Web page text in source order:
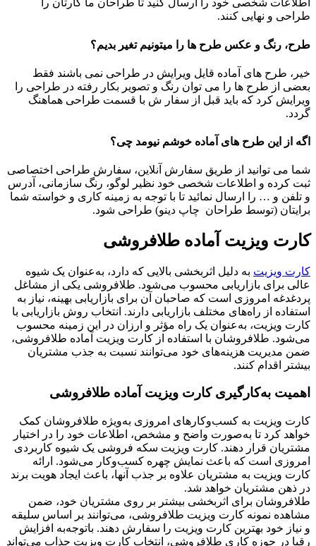
اطلاعات شخصی خود را ارسال کنید تا طراحان ما کارتان را
طراحی و نهایی کنند.
طرح، رنگ و عکس طرح ها را میتونیم تغیر بدیم؟
خیر، طرح های آماده قایل ویرایش در طراحی نمی باشند فقط
بعضی از طرح ها را می توان رنگ و تصویر بکار رفته در طراحی را
ویرایش کرد که باید قبل از سفار ش با قسمت طراحی هماهنگ
گردد.
اگه از این طرح های آماده خوشم نیومد چی؟
شما می توانید از طریق سفارش آنلاین، سفارش طراحی اختصاصی
ثبت کرده و اطلاعات شخصی خود نظیر لوگو، رنگ سازمانی، آدرس
و تلفن و … را ارسال نمائید تا با توجه به زمینه کاری و خواسته شما
برایتان (توسط طراحان چاپ دینو) طراحی شود.
کارت ویزیت آماده طلافروشی
کارت ویزیت به دلیل اثربخشی بالایی که دارد، به‌عنوان یک شیوه
عالی برای بازاریابی محسوب می‌شود. طلافروشی یکی از مشاغل
پردغدغه امروزی است که صاحبان آن برای بازاریابی بهینه، نیاز به
استفاده از راه‌های مختلف بازاریابی دارند. انتخاب روش بازاریابی با
کارت ویزیت، به‌عنوان یک راه مؤثر و ارزان در این زمینه محسوب
می‌شود. طلافروشان با استفاده از کارت ویزیت آماده طلافروشی،
ضمن مدیریت هزینه‌های خود می‌توانند نسبت به جذب مشتریان
بیشتر اقدام کنند.
اهمیت به‌کارگیری کارت ویزیت آماده طلافروشی
کارت ویزیت به کسب‌وکارهای امروزی به‌ویژه طلافروشان کمک
خواهد کرد تا به‌صورت واضح و مشخص، اطلاعات خود را در اختیار
مشتریان قرار دهند. کارت ویزیت سکه فروشی یک شیوه کاربردی
امروزی است که باعث نمایش چهره کسب‌وکار می‌شود. ارائه
کارت ویزیت به مشتریان علاوه بر جذب آنها، باعث ایجاد هویت برند
در ذهن مشتریان خواهد شد.
طلافروشان برای اثربخشی بیشتر بر روی مشتریان خود، ضمن
مشاهده نمونه کارت ویزیت طلافروشی، می‌توانند بر اساس سلیقه
و نیاز خود بهترین کارت ویزیت را سفارش دهند. باتوجه‌به افزایش
رقبا در حوزه کاری طلافروشی، انتخاب کارت ویزیت جذاب می‌تواند